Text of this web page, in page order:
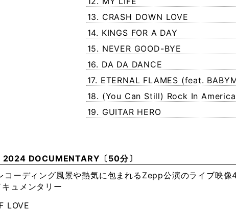
13. CRASH DOWN LOVE
14. KINGS FOR A DAY
15. NEVER GOOD-BYE
16. DA DA DANCE
17. ETERNAL FLAMES (feat.
18. (You Can Still) Rock In America
19. GUITAR HERO
DOCUMENTARY〔50分〕
コーディング風景や熱気に包まれるZepp公演のライブ映像
ュメンタリー
LOVE